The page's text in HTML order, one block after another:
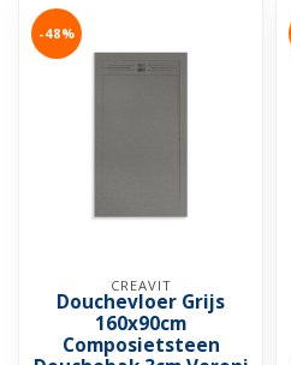
-48%
CREAVIT
Douchevloer Grijs
160x90cm
Composietsteen